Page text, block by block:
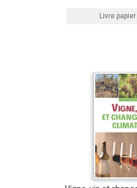
Livre papier